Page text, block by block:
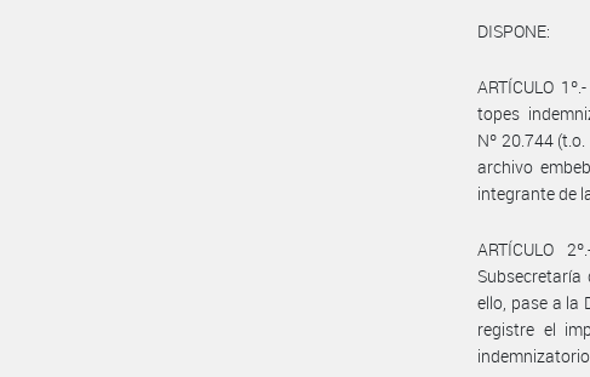
DISPONE:
ARTÍCULO
topes
Nº 20.744
archivo
integrante de
ARTÍCULO
ello, pase a la
registre el